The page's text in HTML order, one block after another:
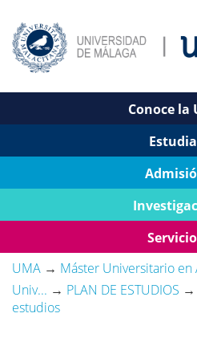
Conoce la
UMA → Máster Universitario
Univ... → PLAN DE ESTUDIOS →
estudios